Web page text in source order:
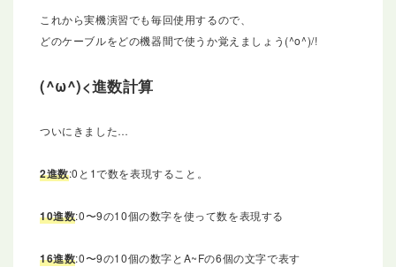
これから実機演習でも毎回使用するので、
どのケーブルをどの機器間で使うか覚えましょう(^o^)/!
進数計算
ついにきました…
2進数:0と1で数を表現すること。
10進数:0〜9の10個の数字を使って数を表現する
16進数:0〜9の10個の数字とA~Fの6個の文字で表す